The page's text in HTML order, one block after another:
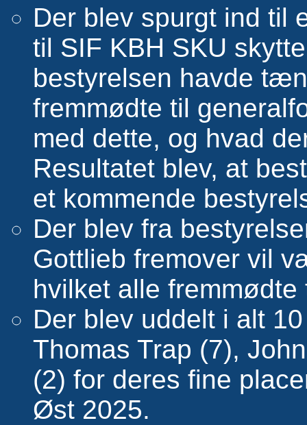
Der blev spurgt ind til
til SIF KBH SKU
bestyrelsen havde
fremmødte til
med dette, og hvad
Resultatet blev, at
et kommende
Der blev fra
Gottlieb fremover vil
hvilket alle
Der blev uddelt i alt
Thomas Trap (7),
(2) for deres fine
Øst 2025.